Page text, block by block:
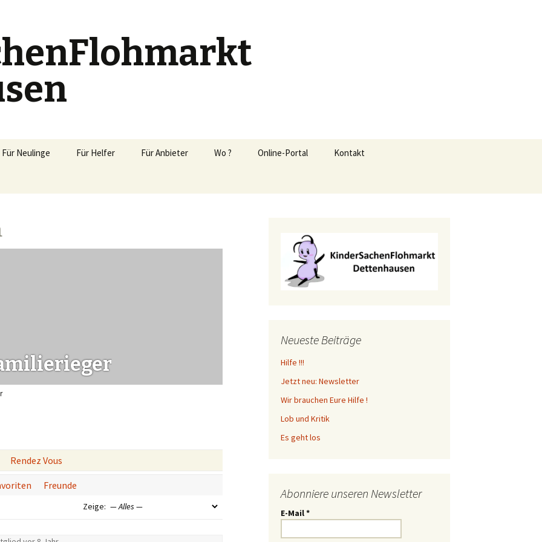
Für Neulinge Für Helfer Für Anbieter Wo ? Online-Portal Kontakt
Rendez Vous
Freunde
Zeige:
Neueste Beiträge
Hilfe !!!
Jetzt neu: Newsletter
Wir brauchen Eure Hilfe !
Lob und Kritik
Es geht los
Abonniere unseren Newsletter
E-Mail*